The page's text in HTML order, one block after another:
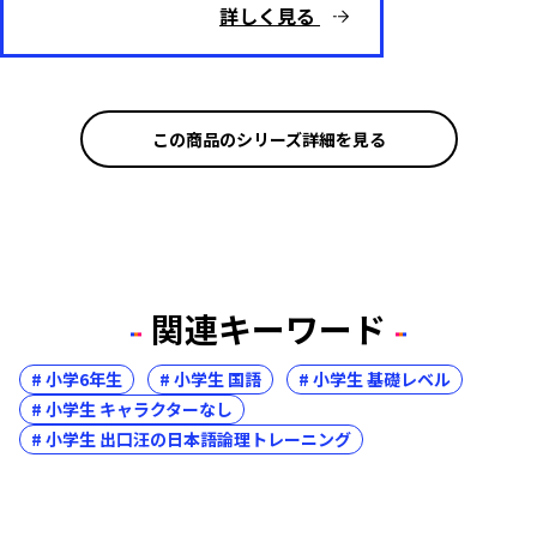
詳しく見る
この商品のシリーズ詳細を見る
関連キーワード
# 小学6年生 # 小学生 国語
# 小学生 基礎レベル
# 小学生 キャラクターなし
# 小学生 出口汪の日本語論理トレーニング